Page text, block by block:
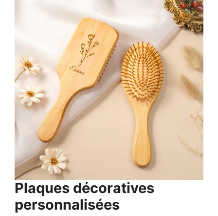
Plaques décoratives
personnalisées